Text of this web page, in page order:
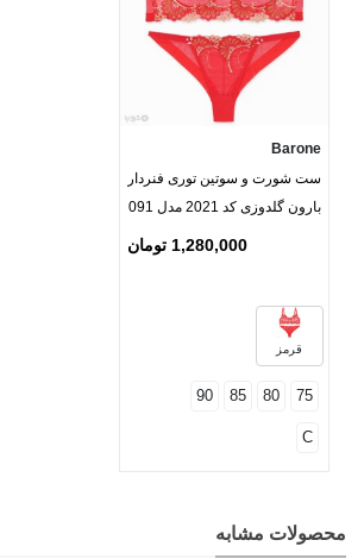
Barone
ست شورت و سوتین توری فنردار
بارون گلدوزی کد 2021 مدل 091
1,280,000 تومان
قرمز
75
80
85
90
C
محصولات مشابه